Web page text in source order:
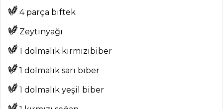
Terbiyeli Kuzu
Yapılır?
Balıklı
Nasıl Yapılır?
4 parça biftek
Zeytinyağı
1 dolmalık kırmızıbiber
1 dolmalık sarı biber
1 dolmalık yeşil biber